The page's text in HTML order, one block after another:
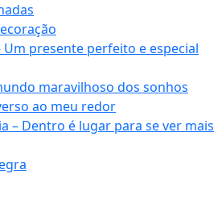
presente perfeito e especial
maravilhoso dos sonhos
ao meu redor
– Dentro é lugar para se ver mais